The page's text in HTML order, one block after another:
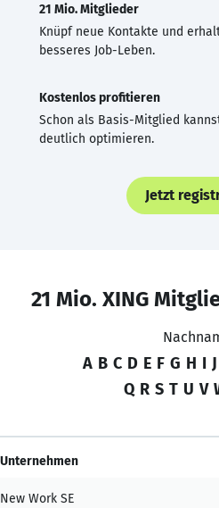
21 Mio. Mitglieder
Knüpf neue Kontakte und
besseres Job-Leben.
Kostenlos profitieren
Schon als Basis-Mitglied
deutlich optimieren.
Jetzt
21 Mio. XING
A B C D E F G H I J
Q R S T U V
Unternehmen
New Work SE